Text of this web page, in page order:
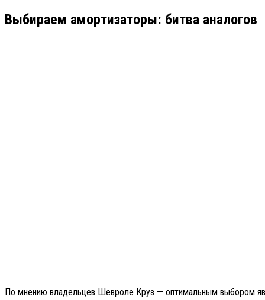
Выбираем амортизаторы: битва аналогов
По мнению владельцев Шевроле Круз — оптимальным выбором